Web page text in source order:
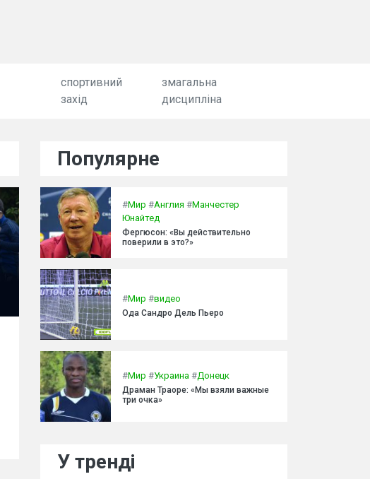
спортивний
захід
змагальна
дисципліна
Популярне
#Мир #Англия #Манчестер
Юнайтед
Фергюсон: «Вы действительно
поверили в это?»
#Мир #видео
Ода Сандро Дель Пьеро
#Мир #Украина #Донецк
Драман Траоре: «Мы взяли важные
три очка»
У тренді